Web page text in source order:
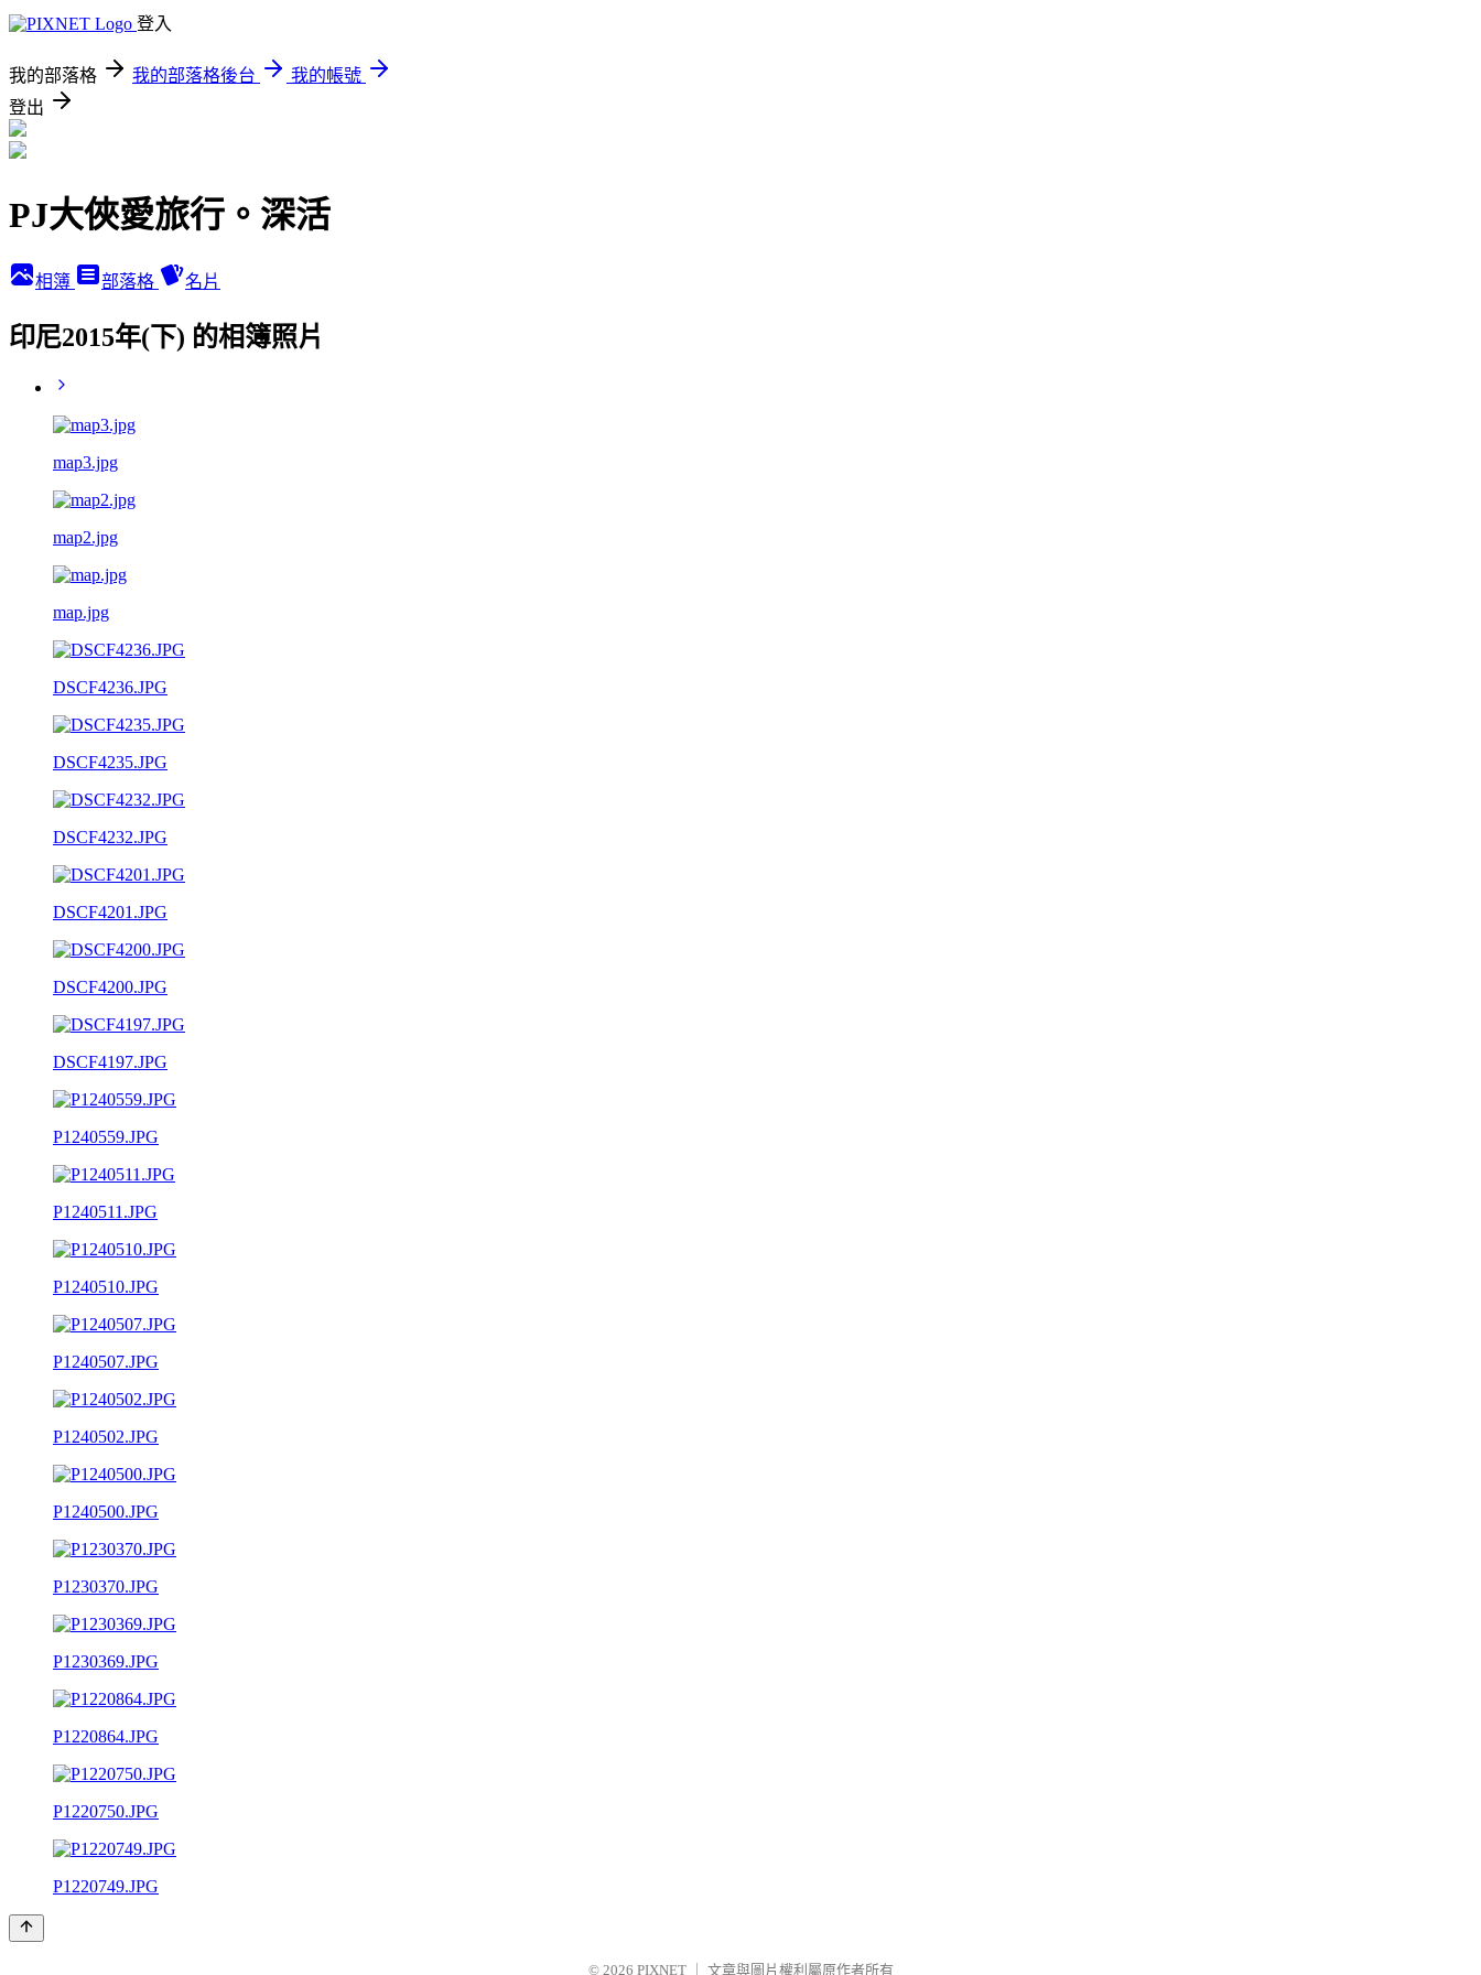
登入
我的部落格 我的部落格後台
我的帳號
登出
PJ大俠愛旅行。深活
相簿 部落格 名片
印尼2015年(下) 的相簿照片
map3.jpg
map2.jpg
map.jpg
DSCF4236.JPG
DSCF4235.JPG
DSCF4232.JPG
DSCF4201.JPG
DSCF4200.JPG
DSCF4197.JPG
P1240559.JPG
P1240511.JPG
P1240510.JPG
P1240507.JPG
P1240502.JPG
P1240500.JPG
P1230370.JPG
P1230369.JPG
P1220864.JPG
P1220750.JPG
P1220749.JPG
© 2026 PIXNET 文章與圖片權利屬原作者所有